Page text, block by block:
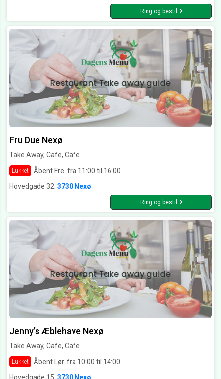
Ring og bestil
Fru Due Nexø
Take Away, Cafe, Cafe
Lukket
Åbent Fre. fra 11:00 til 16:00
Hovedgade 32, 3730 Nexø
Ring og bestil
Jenny’s Æblehave Nexø
Take Away, Cafe, Cafe
Lukket
Åbent Lør. fra 10:00 til 14:00
Hovedgade 15, 3730 Nexø